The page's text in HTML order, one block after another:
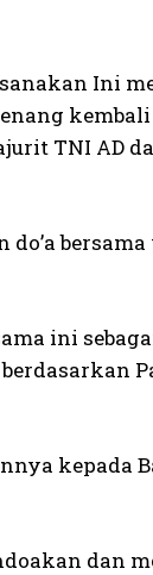
Ini
TNI AD
ini
kepada
dan